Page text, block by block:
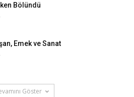
Bölündü
Emek ve Sanat
Göster